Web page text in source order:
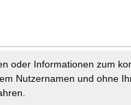
oder Informationen zum
Nutzernamen und ohne